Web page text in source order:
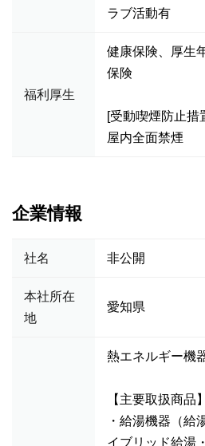
ラブ活動有
福利厚生
健康保険、厚生
保険
[受動喫煙防止措
屋内全面禁煙
企業情報
社名 非公開
本社所在
地
愛知県
熱エネルギー機
【主要取扱商品】
・給湯機器（給
イブリッド給湯